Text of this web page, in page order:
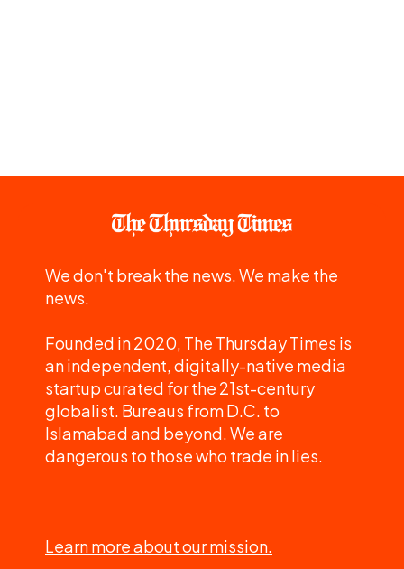
We don't break the news. We make the
news.
Founded in 2020, The Thursday Times is
an independent, digitally-native media
startup curated for the 21st-century
globalist. Bureaus from D.C. to
Islamabad and beyond. We are
dangerous to those who trade in lies.
Learn more about our mission.